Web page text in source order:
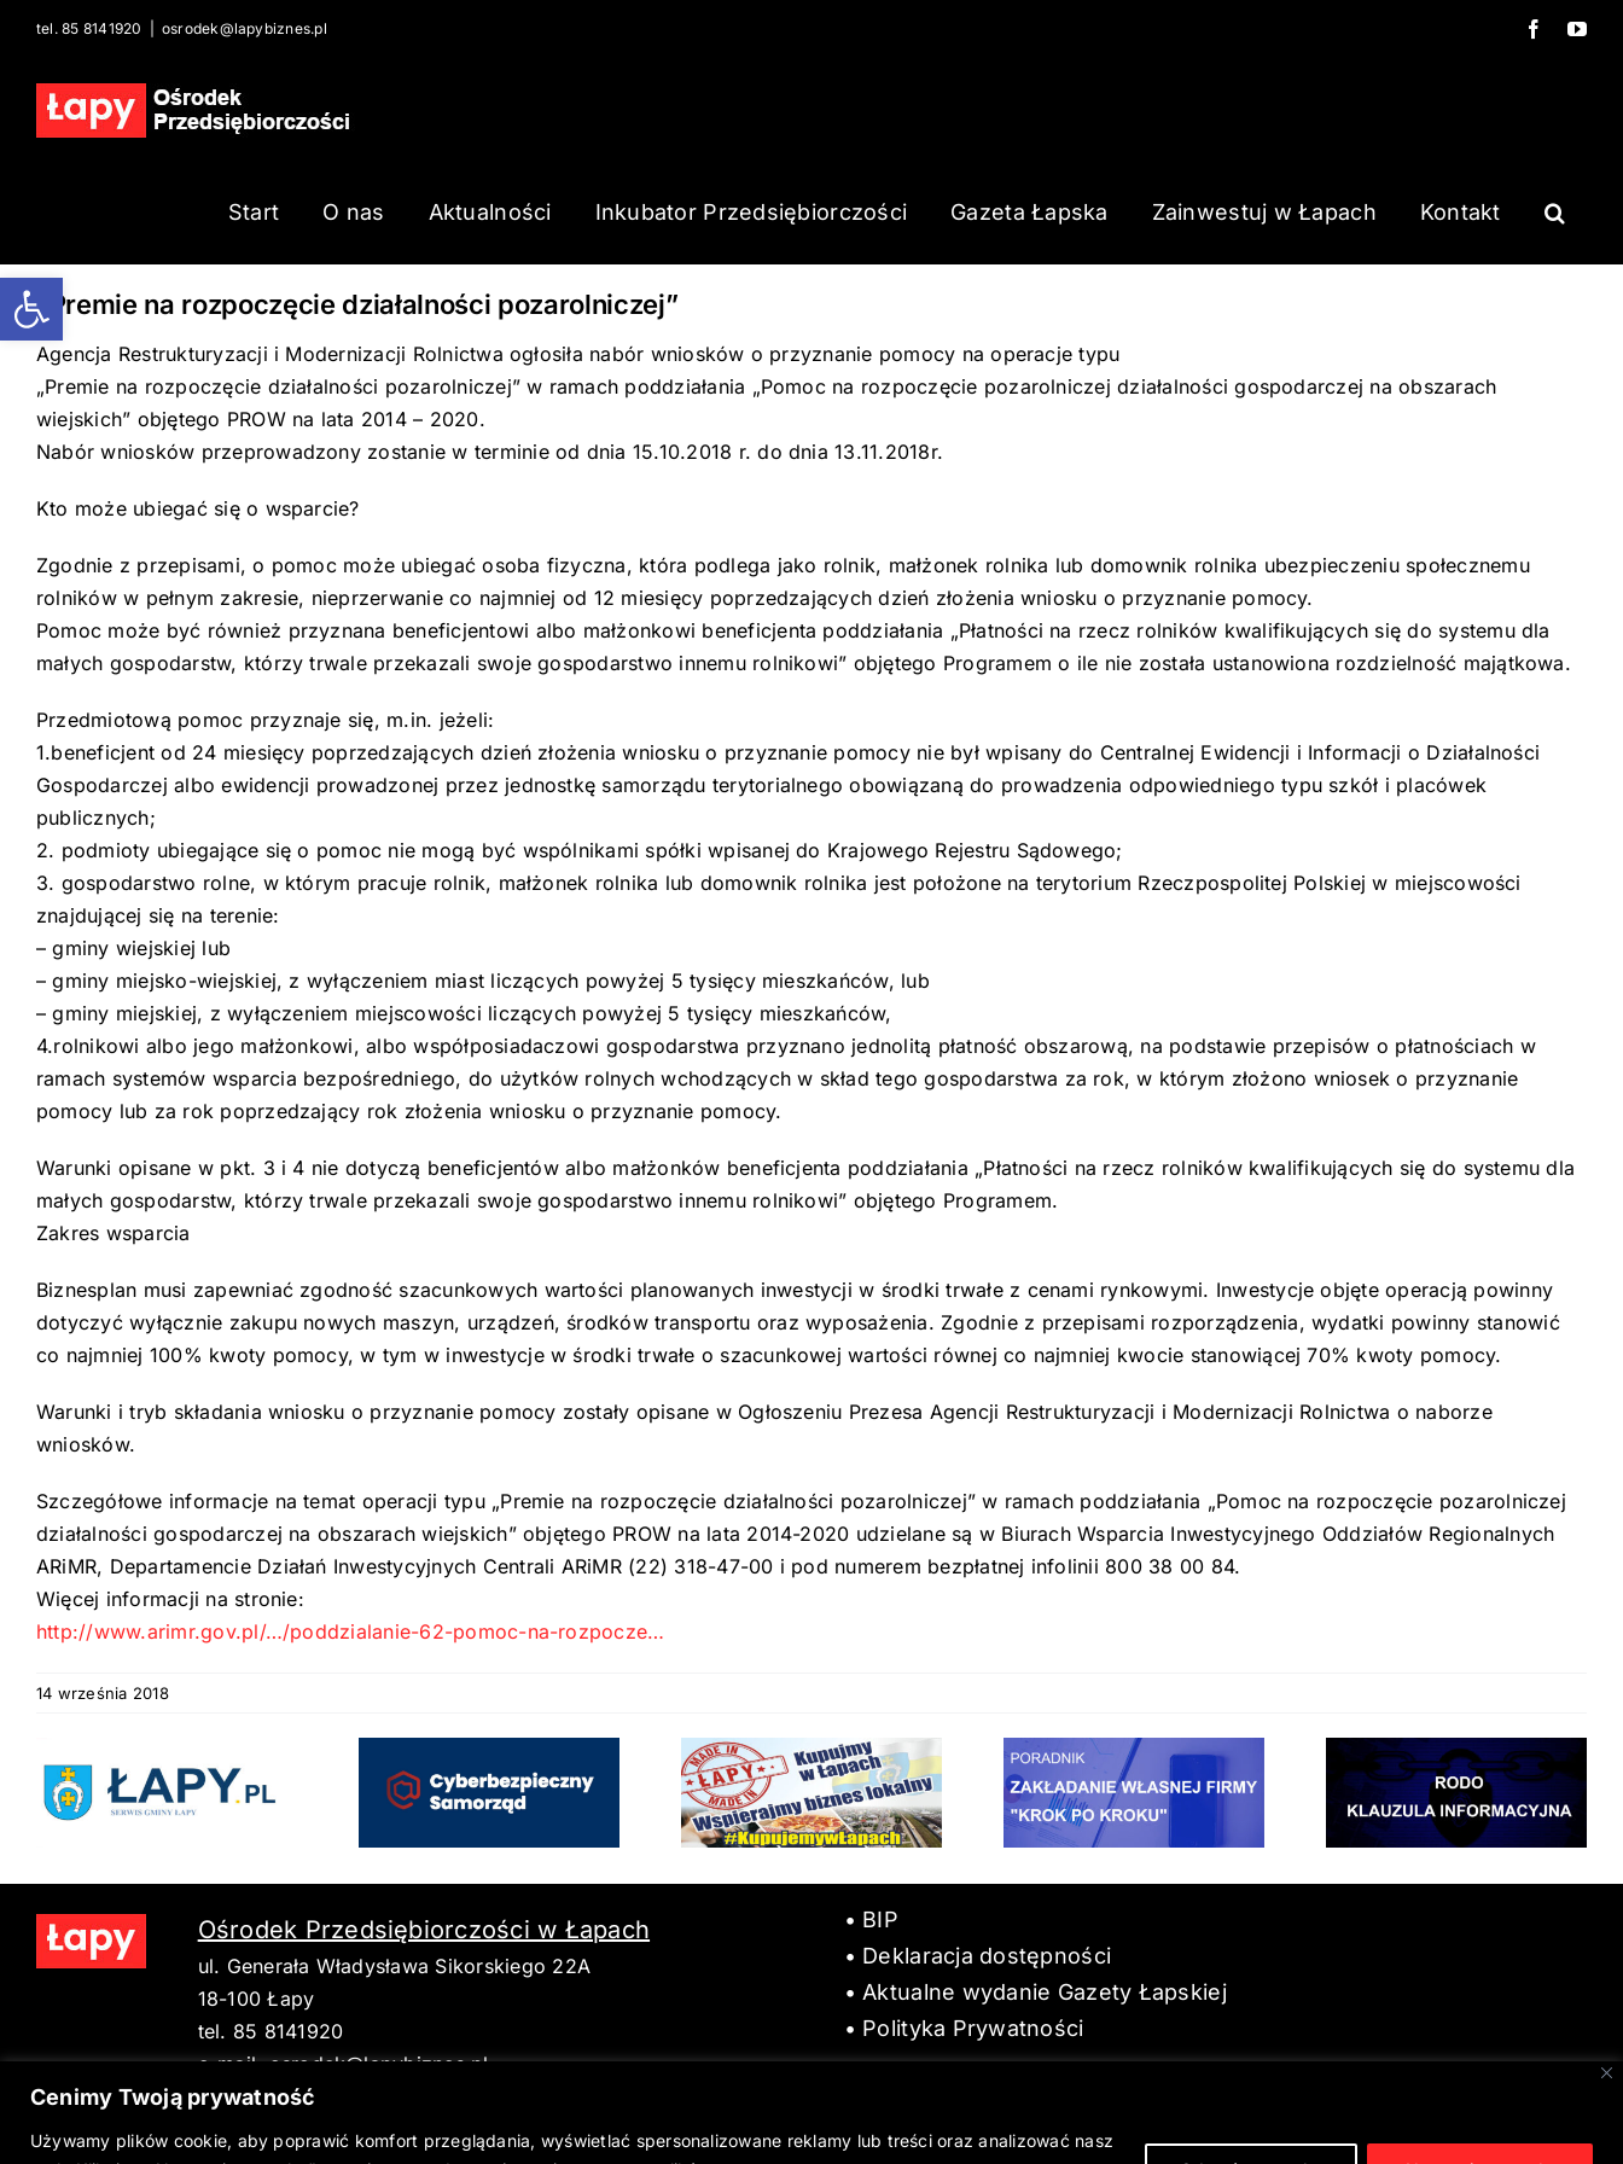
Open toolbar
Cenimy Twoją prywatność
Używamy plików cookie, aby poprawić komfort przeglądania, wyświetlać spersonalizowane reklamy lub treści oraz analizować nasz
content
tel. 85 8141920 osrodek@lapybiznes.pl Facebook
Start O nas Aktualności Inkubator Przedsiębiorczości Gazeta Łapska Zainwestuj w Łapach Kontakt
„Premie na rozpoczęcie działalności pozarolniczej”
Agencja Restrukturyzacji i Modernizacji Rolnictwa ogłosiła nabór wniosków o przyznanie pomocy na operacje typu
„Premie na rozpoczęcie działalności pozarolniczej” w ramach poddziałania „Pomoc na rozpoczęcie pozarolniczej działalności gospodarczej na obszarach
wiejskich” objętego PROW na lata 2014 – 2020.
Nabór wniosków przeprowadzony zostanie w terminie od dnia 15.10.2018 r. do dnia 13.11.2018r.
Kto może ubiegać się o wsparcie?
Zgodnie z przepisami, o pomoc może ubiegać osoba fizyczna, która podlega jako rolnik, małżonek rolnika lub domownik rolnika ubezpieczeniu społecznemu
rolników w pełnym zakresie, nieprzerwanie co najmniej od 12 miesięcy poprzedzających dzień złożenia wniosku o przyznanie pomocy.
Pomoc może być również przyznana beneficjentowi albo małżonkowi beneficjenta poddziałania „Płatności na rzecz rolników kwalifikujących się do systemu dla
małych gospodarstw, którzy trwale przekazali swoje gospodarstwo innemu rolnikowi” objętego Programem o ile nie została ustanowiona rozdzielność majątkowa.
Przedmiotową pomoc przyznaje się, m.in. jeżeli:
1.beneficjent od 24 miesięcy poprzedzających dzień złożenia wniosku o przyznanie pomocy nie był wpisany do Centralnej Ewidencji i Informacji o Działalności
Gospodarczej albo ewidencji prowadzonej przez jednostkę samorządu terytorialnego obowiązaną do prowadzenia odpowiedniego typu szkół i placówek
publicznych;
2. podmioty ubiegające się o pomoc nie mogą być wspólnikami spółki wpisanej do Krajowego Rejestru Sądowego;
3. gospodarstwo rolne, w którym pracuje rolnik, małżonek rolnika lub domownik rolnika jest położone na terytorium Rzeczpospolitej Polskiej w miejscowości
znajdującej się na terenie:
– gminy wiejskiej lub
– gminy miejsko-wiejskiej, z wyłączeniem miast liczących powyżej 5 tysięcy mieszkańców, lub
– gminy miejskiej, z wyłączeniem miejscowości liczących powyżej 5 tysięcy mieszkańców,
4.rolnikowi albo jego małżonkowi, albo współposiadaczowi gospodarstwa przyznano jednolitą płatność obszarową, na podstawie przepisów o płatnościach w
ramach systemów wsparcia bezpośredniego, do użytków rolnych wchodzących w skład tego gospodarstwa za rok, w którym złożono wniosek o przyznanie
pomocy lub za rok poprzedzający rok złożenia wniosku o przyznanie pomocy.
Warunki opisane w pkt. 3 i 4 nie dotyczą beneficjentów albo małżonków beneficjenta poddziałania „Płatności na rzecz rolników kwalifikujących się do systemu dla
małych gospodarstw, którzy trwale przekazali swoje gospodarstwo innemu rolnikowi” objętego Programem.
Zakres wsparcia
Biznesplan musi zapewniać zgodność szacunkowych wartości planowanych inwestycji w środki trwałe z cenami rynkowymi. Inwestycje objęte operacją powinny
dotyczyć wyłącznie zakupu nowych maszyn, urządzeń, środków transportu oraz wyposażenia. Zgodnie z przepisami rozporządzenia, wydatki powinny stanowić
co najmniej 100% kwoty pomocy, w tym w inwestycje w środki trwałe o szacunkowej wartości równej co najmniej kwocie stanowiącej 70% kwoty pomocy.
Warunki i tryb składania wniosku o przyznanie pomocy zostały opisane w Ogłoszeniu Prezesa Agencji Restrukturyzacji i Modernizacji Rolnictwa o naborze
wniosków.
Szczegółowe informacje na temat operacji typu „Premie na rozpoczęcie działalności pozarolniczej” w ramach poddziałania „Pomoc na rozpoczęcie pozarolniczej
działalności gospodarczej na obszarach wiejskich” objętego PROW na lata 2014-2020 udzielane są w Biurach Wsparcia Inwestycyjnego Oddziałów Regionalnych
ARiMR, Departamencie Działań Inwestycyjnych Centrali ARiMR (22) 318-47-00 i pod numerem bezpłatnej infolinii 800 38 00 84.
Więcej informacji na stronie:
http://www.arimr.gov.pl/…/poddzialanie-62-pomoc-na-rozpocze…
14 września 2018
Ośrodek Przedsiębiorczości w Łapach
ul. Generała Władysława Sikorskiego 22A
18-100 Łapy
tel. 85 8141920
e-mail:osrodek@lapybiznes.pl
BIP
Deklaracja dostępności
Aktualne wydanie Gazety Łapskiej
Polityka Prywatności